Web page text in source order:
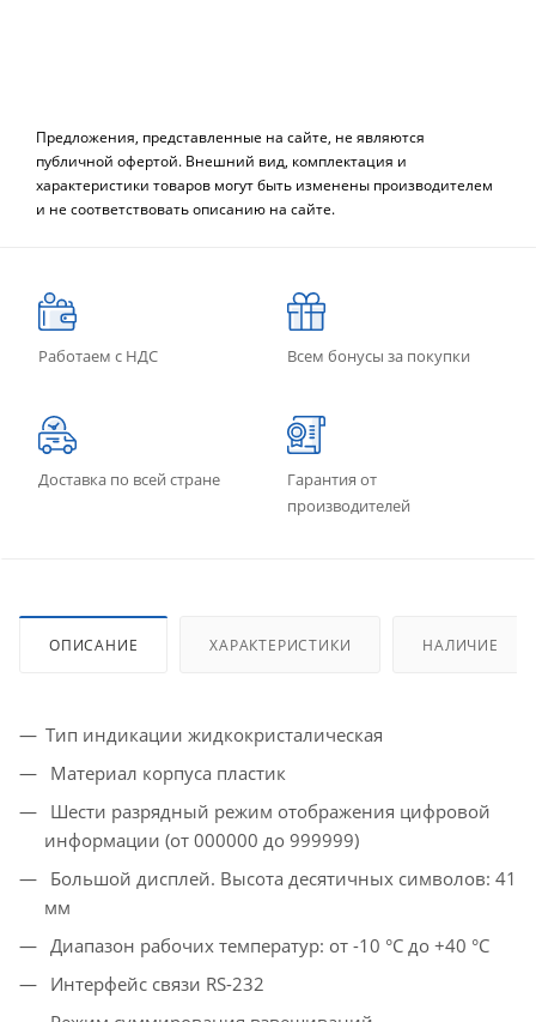
Предложения, представленные на сайте, не являются
публичной офертой. Внешний вид, комплектация и
характеристики товаров могут быть изменены производителем
и не соответствовать описанию на сайте.
Работаем с НДС Всем бонусы за покупки
Доставка по всей стране
Гарантия от
производителей
ОПИСАНИЕ ХАРАКТЕРИСТИКИ НАЛИЧИЕ
Тип индикации жидкокристалическая
Материал корпуса пластик
Шести разрядный режим отображения цифровой
информации (от 000000 до 999999)
Большой дисплей. Высота десятичных символов: 41
мм
Диапазон рабочих температур: от -10 °С до +40 °С
Интерфейс связи RS-232